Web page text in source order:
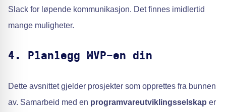
Slack for løpende kommunikasjon. Det finnes imidlertid
mange muligheter.
4. Planlegg MVP-en din
Dette avsnittet gjelder prosjekter som opprettes fra bunnen
av. Samarbeid med en programvareutviklingsselskap er